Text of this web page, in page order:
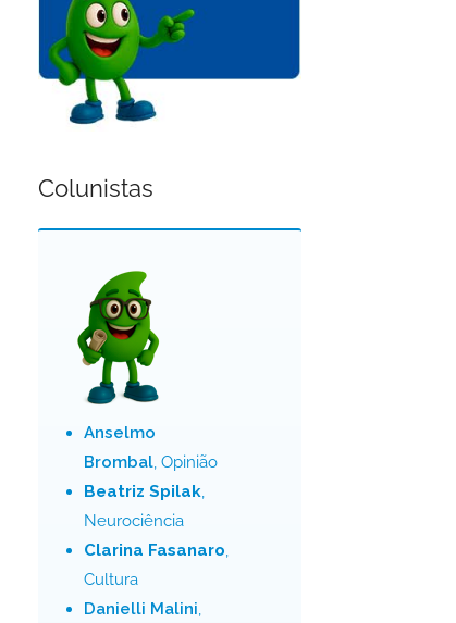
Colunistas
Anselmo
Brombal, Opinião
Beatriz Spilak,
Neurociência
Clarina Fasanaro,
Cultura
Danielli Malini,